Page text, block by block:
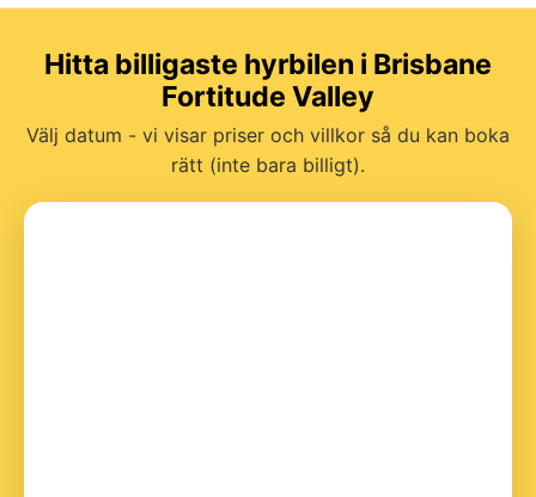
Hitta billigaste hyrbilen i Brisbane
Fortitude Valley
Välj datum - vi visar priser och villkor så du kan boka
rätt (inte bara billigt).